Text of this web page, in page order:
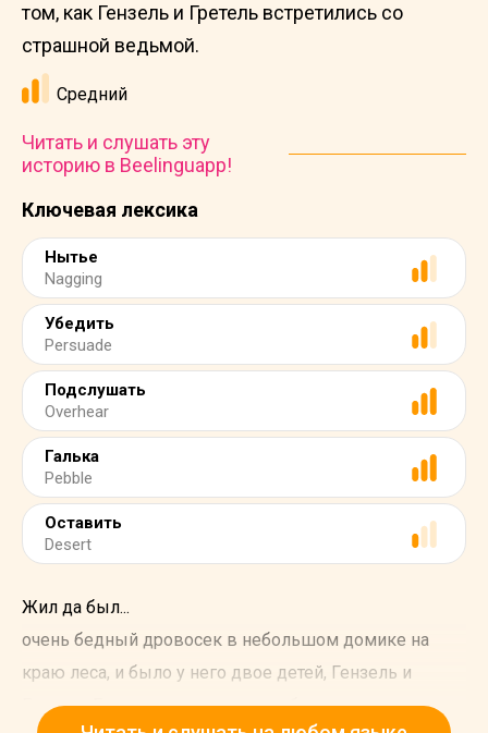
Ключевая лексика
Нытье
Nagging
Убедить
Persuade
Подслушать
Overhear
Галька
Pebble
Оставить
Desert
том, как Гензель и Гретель встретились со
страшной ведьмой.
Средний
Читать и слушать эту
историю в Beelinguapp!
Жил да был...
очень бедный дровосек в небольшом домике на
краю леса, и было у него двое детей, Гензель и
Гретель. Его вторая жена часто обращалась с детьми